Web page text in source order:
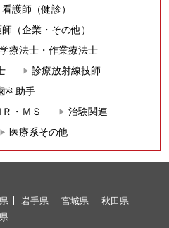
看護師（健診）
（企業・その他）
療法士・作業療法士
診療放射線技師
科助手
Ｒ・ＭＳ
治験関連
医療系その他
岩手県 宮城県
秋田県